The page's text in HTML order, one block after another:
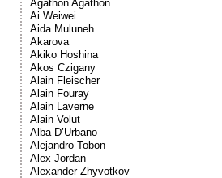
Agathon Agathon
Ai Weiwei
Aida Muluneh
Akarova
Akiko Hoshina
Akos Czigany
Alain Fleischer
Alain Fouray
Alain Laverne
Alain Volut
Alba D’Urbano
Alejandro Tobon
Alex Jordan
Alexander Zhyvotkov